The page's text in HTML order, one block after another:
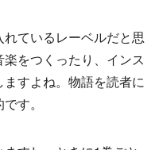
ているレーベルだと思
をつくったり、インス
すよね。物語を読者に
す。